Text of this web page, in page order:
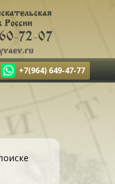
+7(964) 649-47-77